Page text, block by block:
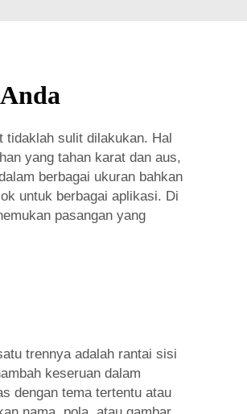
tidaklah sulit dilakukan. Hal
yang tahan karat dan aus,
berbagai ukuran bahkan
untuk berbagai aplikasi. Di
pasangan yang
trennya adalah rantai sisi
keseruan dalam
dengan tema tertentu atau